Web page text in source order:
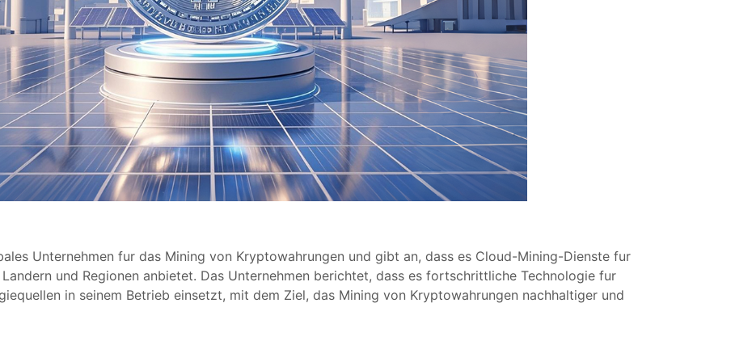
Unternehmen fur das Mining von Kryptowahrungen und gibt an, dass es Cloud-Mining-Dienste fur
und Regionen anbietet. Das Unternehmen berichtet, dass es fortschrittliche Technologie fur
in seinem Betrieb einsetzt, mit dem Ziel, das Mining von Kryptowahrungen nachhaltiger und